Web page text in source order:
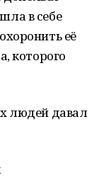
в себе
её
которого
людей давал